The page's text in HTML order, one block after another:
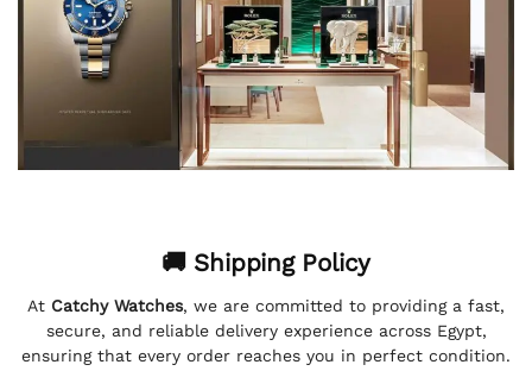
🚚 Shipping Policy
At Catchy Watches, we are committed to providing a fast,
secure, and reliable delivery experience across Egypt,
ensuring that every order reaches you in perfect condition.